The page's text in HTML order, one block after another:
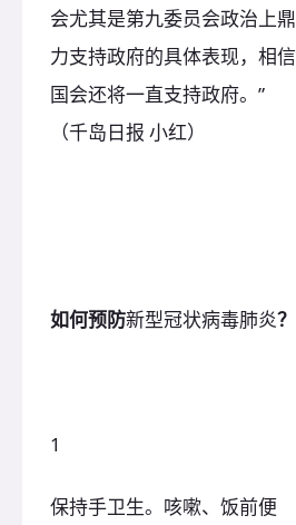
会尤其是第九委员会政治上鼎
力支持政府的具体表现，相信
国会还将一直支持政府。”
（千岛日报 小红）
如何预防新型冠状病毒肺炎？
1
保持手卫生。咳嗽、饭前便